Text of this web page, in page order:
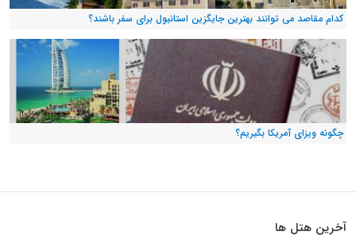
کدام مقاصد می توانند بهترین جایگزین استانبول برای سفر باشند؟
چگونه ویزای آمریکا بگیریم؟
آخرین هتل ها